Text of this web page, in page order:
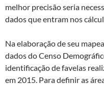
melhor precisão seria
dados que entram nos
Na elaboração de seu
dados do Censo
identificação de favelas
em 2015. Para definir as